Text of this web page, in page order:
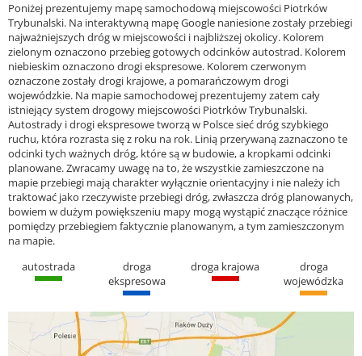
Poniżej prezentujemy mapę samochodową miejscowości Piotrków
Trybunalski. Na interaktywną mapę Google naniesione zostały przebiegi
najważniejszych dróg w miejscowości i najbliższej okolicy. Kolorem
zielonym oznaczono przebieg gotowych odcinków autostrad. Kolorem
niebieskim oznaczono drogi ekspresowe. Kolorem czerwonym
oznaczone zostały drogi krajowe, a pomarańczowym drogi
wojewódzkie. Na mapie samochodowej prezentujemy zatem cały
istniejący system drogowy miejscowości Piotrków Trybunalski.
Autostrady i drogi ekspresowe tworzą w Polsce sieć dróg szybkiego
ruchu, która rozrasta się z roku na rok. Linią przerywaną zaznaczono te
odcinki tych ważnych dróg, które są w budowie, a kropkami odcinki
planowane. Zwracamy uwagę na to, że wszystkie zamieszczone na
mapie przebiegi mają charakter wyłącznie orientacyjny i nie należy ich
traktować jako rzeczywiste przebiegi dróg, zwłaszcza dróg planowanych,
bowiem w dużym powiększeniu mapy mogą wystąpić znaczące różnice
pomiędzy przebiegiem faktycznie planowanym, a tym zamieszczonym
na mapie.
autostrada
droga
ekspresowa
droga krajowa
droga
wojewódzka